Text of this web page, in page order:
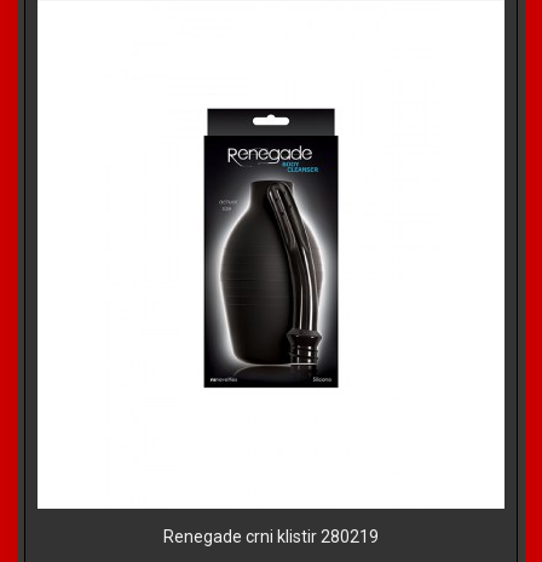
Renegade crni klistir 280219